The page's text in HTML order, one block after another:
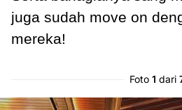
juga sudah move on
mereka!
Foto 1 dari